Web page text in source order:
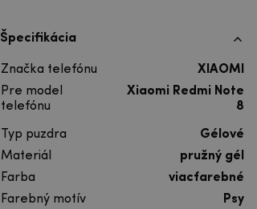
Špecifikácia
Značka telefónu
XIAOMI
Pre model
telefónu
Xiaomi Redmi Note
8
Typ puzdra
Gélové
Materiál
pružný gél
Farba
viacfarebné
Farebný motív
Psy